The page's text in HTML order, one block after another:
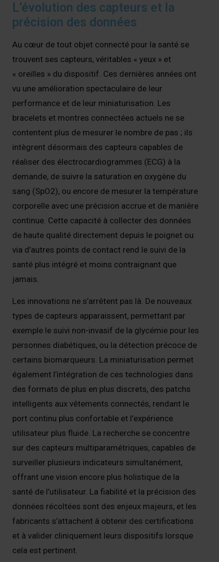
L’évolution des capteurs et la
précision des données
Au cœur de tout objet connecté pour la santé se
trouvent ses capteurs, véritables « yeux » et
« oreilles » du dispositif. Ces dernières années ont
vu une amélioration spectaculaire de leur
performance et de leur miniaturisation. Les
bracelets et montres connectées actuels ne se
contentent plus de mesurer le nombre de pas ; ils
intègrent désormais des capteurs capables de
réaliser des électrocardiogrammes (ECG) à la
demande, de suivre la saturation en oxygène du
sang (SpO2), ou encore de mesurer la température
corporelle avec une précision accrue et de manière
continue. Cette capacité à collecter des données
de haute qualité directement depuis le poignet ou
via d’autres points de contact rend le suivi de la
santé plus intégré et moins contraignant que
jamais.
Les innovations ne s’arrêtent pas là. De nouveaux
types de capteurs apparaissent, permettant par
exemple le suivi non-invasif de la glycémie pour les
personnes diabétiques, ou la détection précoce de
certains biomarqueurs. La miniaturisation permet
également l’intégration de ces technologies dans
des formats de plus en plus discrets, des patchs
intelligents aux vêtements connectés, rendant le
port continu plus confortable et l’expérience
utilisateur plus fluide. La recherche se concentre
sur des capteurs multiparamétriques, capables de
surveiller plusieurs indicateurs simultanément,
offrant une vision encore plus holistique de la
santé de l’utilisateur. La fiabilité et la précision des
données récoltées sont des enjeux majeurs, et les
fabricants s’attachent à obtenir des certifications
et à valider cliniquement leurs dispositifs lorsque
cela est pertinent.